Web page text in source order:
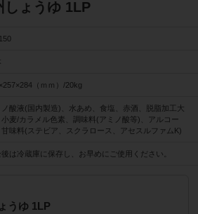
しょうゆ 1LP
（ｍｍ）/20kg
ノ酸液(国内製造)、水あめ、食塩、赤酒、脱脂加工大
小麦/カラメル色素、調味料(アミノ酸等)、アルコー
甘味料(ステビア、スクラロース、アセスルファムK)
後は冷蔵庫に保存し、お早めにご使用ください。
うゆ 1LP